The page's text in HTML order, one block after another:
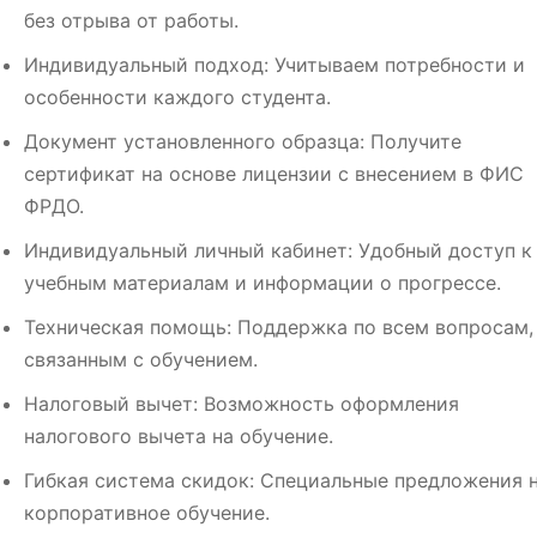
без отрыва от работы.
Индивидуальный подход: Учитываем потребности и
особенности каждого студента.
Документ установленного образца: Получите
сертификат на основе лицензии с внесением в ФИС
ФРДО.
Индивидуальный личный кабинет: Удобный доступ к
учебным материалам и информации о прогрессе.
Техническая помощь: Поддержка по всем вопросам,
связанным с обучением.
Налоговый вычет: Возможность оформления
налогового вычета на обучение.
Гибкая система скидок: Специальные предложения
корпоративное обучение.